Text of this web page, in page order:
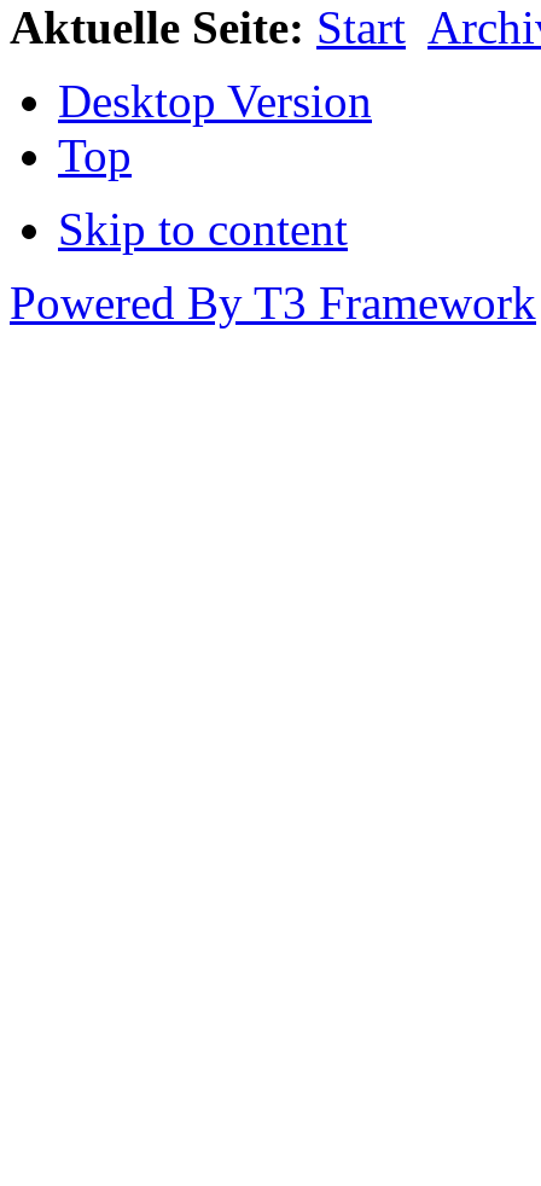
Aktuelle Seite: Start
Desktop Version
Top
Skip to content
Powered By T3 Framework